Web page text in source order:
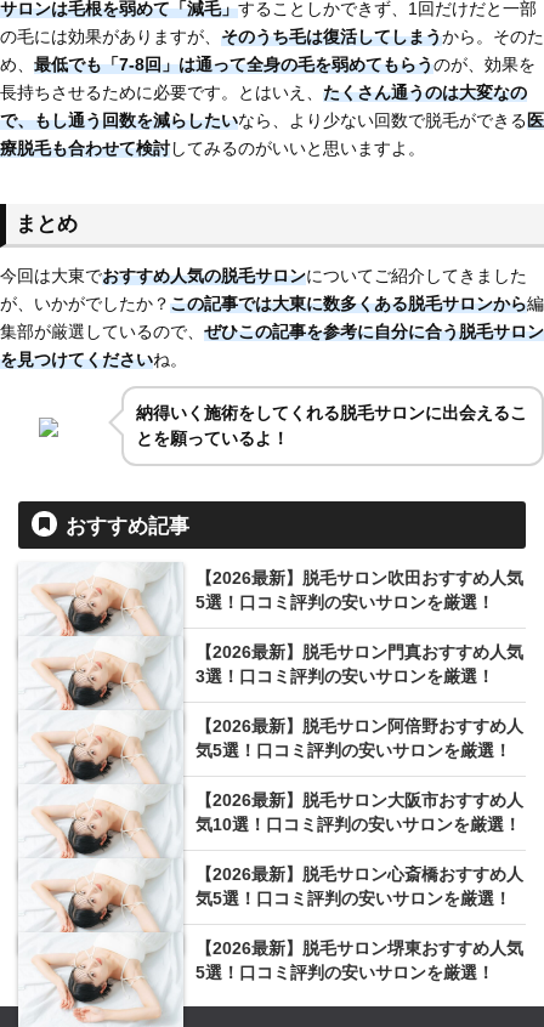
サロンは毛根を弱めて「減毛」することしかできず、1回だけだと一部
の毛には効果がありますが、 そのうち毛は復活してしまうから。そのた
め、 最低でも「7-8回」は通って全身の毛を弱めてもらうのが、効果を
長持ちさせるために必要です。とはいえ、 たくさん通うのは大変なの
で、もし通う回数を減らしたいなら、より少ない回数で脱毛ができる医
療脱毛も合わせて検討してみるのがいいと思いますよ。
まとめ
今回は大東でおすすめ人気の脱毛サロンについてご紹介してきました
が、いかがでしたか？この記事では大東に数多くある脱毛サロンから編
集部が厳選しているので、 ぜひこの記事を参考に自分に合う脱毛サロン
を見つけてくださいね。
納得いく施術をしてくれる脱毛サロンに出会えるこ
とを願っているよ！
おすすめ記事
【2026最新】脱毛サロン吹田おすすめ人気
5選！口コミ評判の安いサロンを厳選！
【2026最新】脱毛サロン門真おすすめ人気
3選！口コミ評判の安いサロンを厳選！
【2026最新】脱毛サロン阿倍野おすすめ人
気5選！口コミ評判の安いサロンを厳選！
【2026最新】脱毛サロン大阪市おすすめ人
気10選！口コミ評判の安いサロンを厳選！
【2026最新】脱毛サロン心斎橋おすすめ人
気5選！口コミ評判の安いサロンを厳選！
【2026最新】脱毛サロン堺東おすすめ人気
5選！口コミ評判の安いサロンを厳選！